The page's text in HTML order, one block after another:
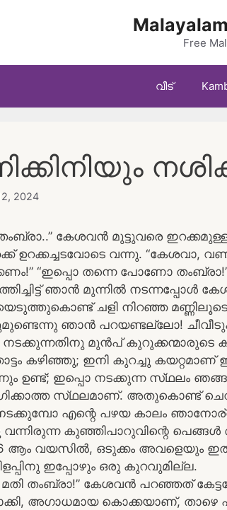
Free
വീട്
2024
കേശവൻ മുട്ടുവരെ
ഉറക്കച്ചടവോടെ വന്നു. “കേശവാ,
“ഇപ്പൊ തന്നെ പോണോ
ഞാൻ മുന്നിൽ
ചളി നിറഞ്ഞ
ഞാൻ പറയണ്ടല്ലോ!
നടക്കുന്നതിനു മുൻപ് കുറുക്കന്മാരുടെ
കഴിഞ്ഞു; ഇനി കുറച്ചു കയറ്റമാണ്
ഉണ്ട്; ഇപ്പൊ നടക്കുന്ന സ്‌ഥലം
സ്‌ഥലമാണ്‌. അതുകൊണ്ട്
നടക്കുമ്പോ എന്റെ പഴയ കാലം
കുഞ്ഞിപാറുവിന്റെ
ആം വയസിൽ, ഒടുക്കം അവളെയും
ഇപ്പോഴും ഒരു കുറവുമില്ല.
മതി തംബ്രാ!” കേശവൻ പറഞ്ഞത്
അഗാധമായ കൊക്കയാണ്, താഴെ